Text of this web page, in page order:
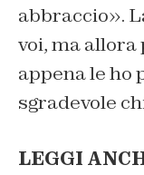
abbraccio».
voi, ma
appena le ho
sgradevole
LEGGI